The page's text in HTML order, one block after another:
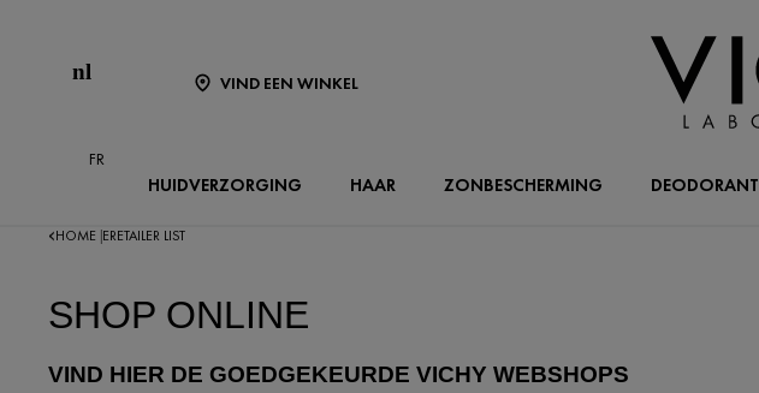
nl
FR
VIND EEN WINKEL
HUIDVERZORGING HAAR ZONBESCHERMING DEODORANT
HOME ERETAILER LIST
SHOP ONLINE
VIND HIER DE GOEDGEKEURDE VICHY WEBSHOPS